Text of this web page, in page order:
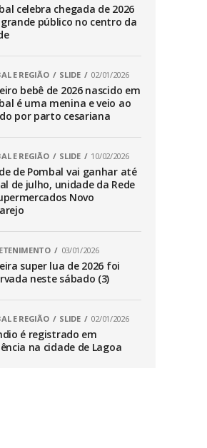
celebra chegada de 2026
público no centro da
E REGIÃO SLIDE 02/01/2026
bebê de 2026 nascido em
é uma menina e veio ao
por parto cesariana
E REGIÃO SLIDE 10/02/2026
de Pombal vai ganhar até
de julho, unidade da Rede
Novo
03/01/2026
super lua de 2026 foi
neste sábado (3)
E REGIÃO SLIDE 02/01/2026
é registrado em
na cidade de Lagoa